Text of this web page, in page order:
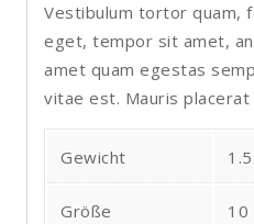
Vestibulum tortor quam,
eget, tempor sit amet,
amet quam egestas
vitae est. Mauris placerat
Gewicht
Größe 10